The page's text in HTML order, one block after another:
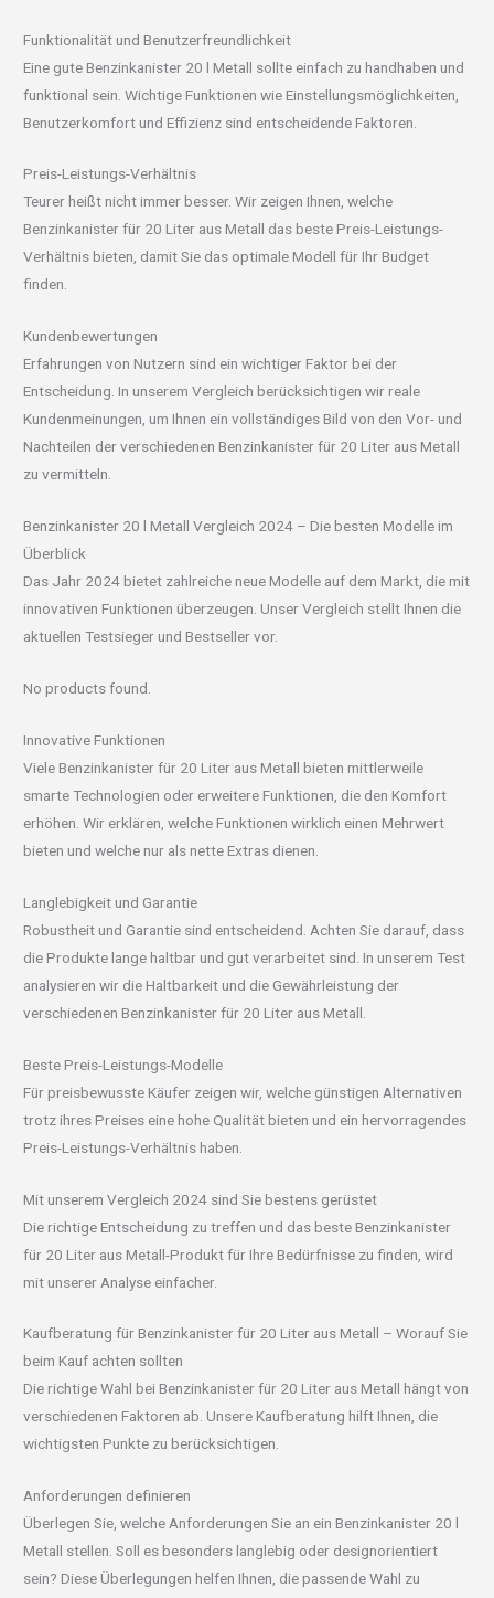
Funktionalität und Benutzerfreundlichkeit
Eine gute Benzinkanister 20 l Metall sollte einfach zu handhaben und
funktional sein. Wichtige Funktionen wie Einstellungsmöglichkeiten,
Benutzerkomfort und Effizienz sind entscheidende Faktoren.
Preis-Leistungs-Verhältnis
Teurer heißt nicht immer besser. Wir zeigen Ihnen, welche
Benzinkanister für 20 Liter aus Metall das beste Preis-Leistungs-
Verhältnis bieten, damit Sie das optimale Modell für Ihr Budget
finden.
Kundenbewertungen
Erfahrungen von Nutzern sind ein wichtiger Faktor bei der
Entscheidung. In unserem Vergleich berücksichtigen wir reale
Kundenmeinungen, um Ihnen ein vollständiges Bild von den Vor- und
Nachteilen der verschiedenen Benzinkanister für 20 Liter aus Metall
zu vermitteln.
Benzinkanister 20 l Metall Vergleich 2024 – Die besten Modelle im
Überblick
Das Jahr 2024 bietet zahlreiche neue Modelle auf dem Markt, die mit
innovativen Funktionen überzeugen. Unser Vergleich stellt Ihnen die
aktuellen Testsieger und Bestseller vor.
No products found.
Innovative Funktionen
Viele Benzinkanister für 20 Liter aus Metall bieten mittlerweile
smarte Technologien oder erweitere Funktionen, die den Komfort
erhöhen. Wir erklären, welche Funktionen wirklich einen Mehrwert
bieten und welche nur als nette Extras dienen.
Langlebigkeit und Garantie
Robustheit und Garantie sind entscheidend. Achten Sie darauf, dass
die Produkte lange haltbar und gut verarbeitet sind. In unserem Test
analysieren wir die Haltbarkeit und die Gewährleistung der
verschiedenen Benzinkanister für 20 Liter aus Metall.
Beste Preis-Leistungs-Modelle
Für preisbewusste Käufer zeigen wir, welche günstigen Alternativen
trotz ihres Preises eine hohe Qualität bieten und ein hervorragendes
Preis-Leistungs-Verhältnis haben.
Mit unserem Vergleich 2024 sind Sie bestens gerüstet
Die richtige Entscheidung zu treffen und das beste Benzinkanister
für 20 Liter aus Metall-Produkt für Ihre Bedürfnisse zu finden, wird
mit unserer Analyse einfacher.
Kaufberatung für Benzinkanister für 20 Liter aus Metall – Worauf Sie
beim Kauf achten sollten
Die richtige Wahl bei Benzinkanister für 20 Liter aus Metall hängt von
verschiedenen Faktoren ab. Unsere Kaufberatung hilft Ihnen, die
wichtigsten Punkte zu berücksichtigen.
Anforderungen definieren
Überlegen Sie, welche Anforderungen Sie an ein Benzinkanister 20 l
Metall stellen. Soll es besonders langlebig oder designorientiert
sein? Diese Überlegungen helfen Ihnen, die passende Wahl zu